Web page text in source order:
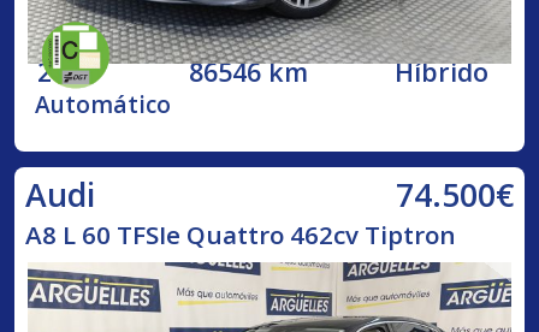
2020 86546 km Híbrido
Automático
Audi 74.500€
A8 L 60 TFSIe Quattro 462cv Tiptron